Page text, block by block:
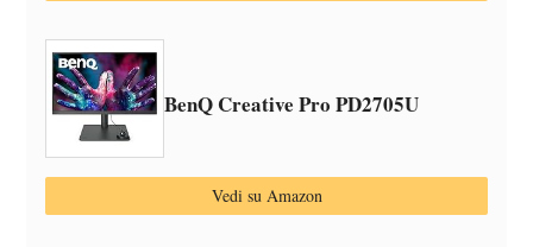
BenQ Creative Pro PD2705U
Vedi su Amazon